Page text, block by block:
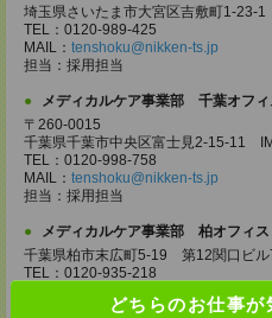
どちらのお仕事が
埼玉県さいたま市大宮区吉敷町1-23-
TEL：0120-989-425
MAIL： tenshoku@nikken-ts.jp
担当：採用担当
メディカルケア事業部 千葉オフィ
〒260-0015
千葉県千葉市中央区富士見2-15-11
TEL：0120-998-758
MAIL： tenshoku@nikken-ts.jp
担当：採用担当
メディカルケア事業部 柏オフィス
千葉県柏市末広町5-19 第12関口ビ
TEL：0120-935-218
担当：採用担当